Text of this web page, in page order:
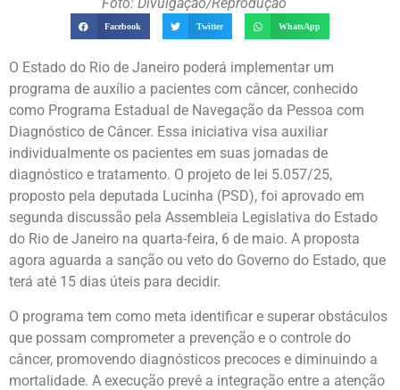
Facebook Twitter WhatsApp
O Estado do Rio de Janeiro poderá implementar um
programa de auxílio a pacientes com câncer, conhecido
como Programa Estadual de Navegação da Pessoa com
Diagnóstico de Câncer. Essa iniciativa visa auxiliar
individualmente os pacientes em suas jornadas de
diagnóstico e tratamento. O projeto de lei 5.057/25,
proposto pela deputada Lucinha (PSD), foi aprovado em
segunda discussão pela Assembleia Legislativa do Estado
do Rio de Janeiro na quarta-feira, 6 de maio. A proposta
agora aguarda a sanção ou veto do Governo do Estado, que
terá até 15 dias úteis para decidir.
O programa tem como meta identificar e superar obstáculos
que possam comprometer a prevenção e o controle do
câncer, promovendo diagnósticos precoces e diminuindo a
mortalidade. A execução prevê a integração entre a atenção